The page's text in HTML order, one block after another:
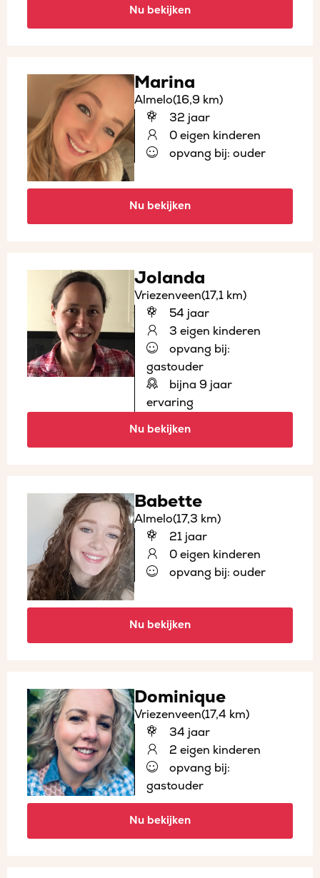
Nu bekijken
Marina
Almelo(16,9 km)
32 jaar
0 eigen kinderen
opvang bij: ouder
Nu bekijken
Jolanda
Vriezenveen(17,1 km)
54 jaar
3 eigen kinderen
opvang bij:
gastouder
bijna 9 jaar
ervaring
Nu bekijken
Babette
Almelo(17,3 km)
21 jaar
0 eigen kinderen
opvang bij: ouder
Nu bekijken
Dominique
Vriezenveen(17,4 km)
34 jaar
2 eigen kinderen
opvang bij:
gastouder
Nu bekijken